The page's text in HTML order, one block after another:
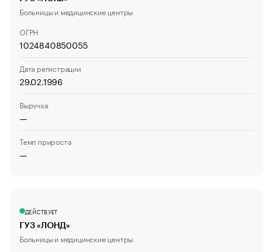
Больницы и медицинские центры
ОГРН
1024840850055
Дата регистрации
29.02.1996
Выручка
—
Темп прироста
—
ДЕЙСТВУЕТ
ГУЗ «ЛОНД»
Больницы и медицинские центры